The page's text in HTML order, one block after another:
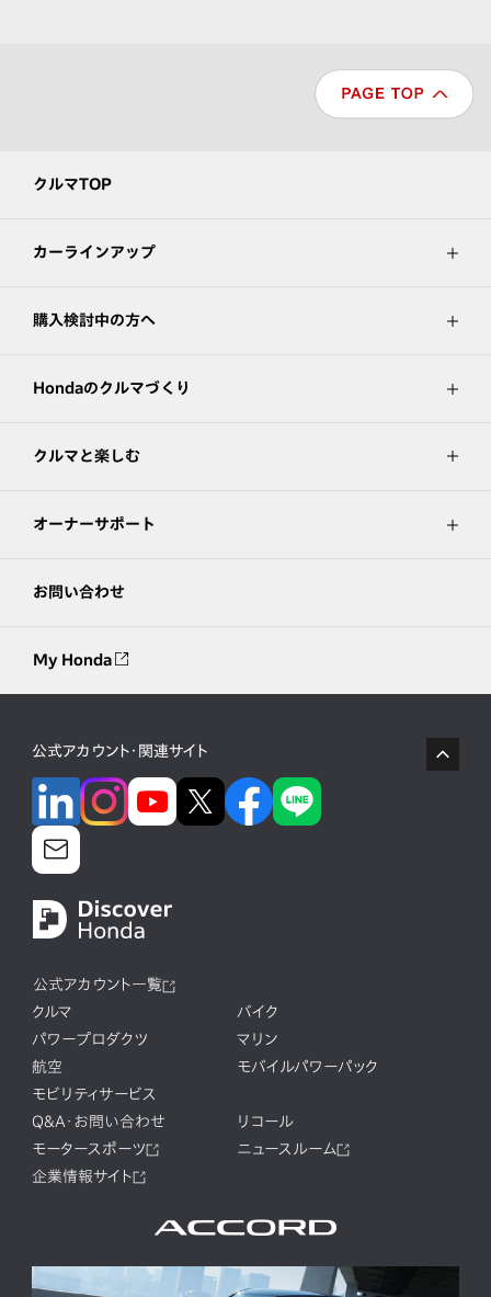
クルマTOP
カーラインアップ
購入検討中の方へ
Hondaのクルマづくり
クルマと楽しむ
オーナーサポート
お問い合わせ
My Honda
公式アカウント・関連サイト
公式アカウント一覧
クルマ
バイク
パワープロダクツ
マリン
航空
モバイルパワーパック
モビリティサービス
Q&A・お問い合わせ
リコール
モータースポーツ
ニュースルーム
企業情報サイト